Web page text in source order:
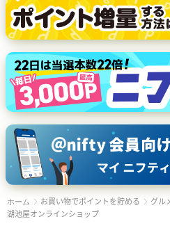
ホーム お買い物でポイントを貯める グル
湖池屋オンラインショップ